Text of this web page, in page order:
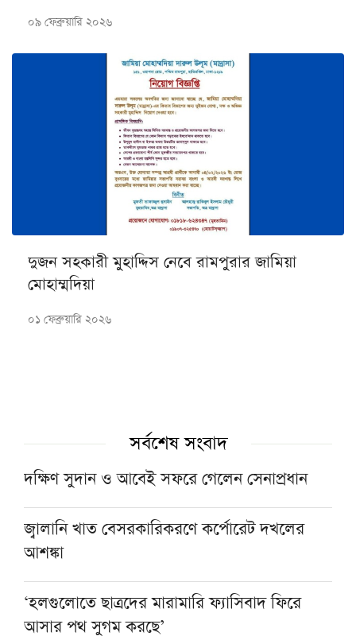
০৯ ফেব্রুয়ারি ২০২৬
দুজন সহকারী মুহাদ্দিস নেবে রামপুরার জামিয়া
মোহাম্মদিয়া
০১ ফেব্রুয়ারি ২০২৬
সর্বশেষ সংবাদ
দক্ষিণ সুদান ও আবেই সফরে গেলেন সেনাপ্রধান
জ্বালানি খাত বেসরকারিকরণে কর্পোরেট দখলের
আশঙ্কা
‘হলগুলোতে ছাত্রদের মারামারি ফ্যাসিবাদ ফিরে
আসার পথ সুগম করছে’